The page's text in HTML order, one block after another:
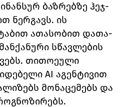
ბაზრებზე ჰეჯ-
ნერგავს. ის
ათასობით დათა-
სწავლების
თითოეული
AI აგენტივით
მონაცემებს და